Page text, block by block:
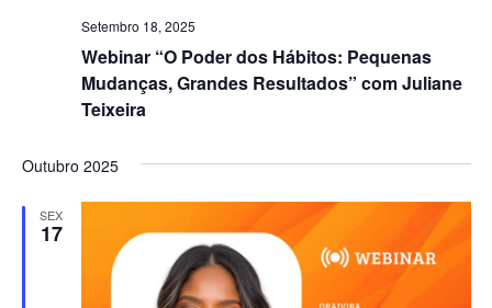
Webinar “O Poder dos Hábitos: Pequenas
Mudanças, Grandes Resultados” com Juliane
Teixeira
Setembro 18, 2025
Outubro 2025
SEX
17